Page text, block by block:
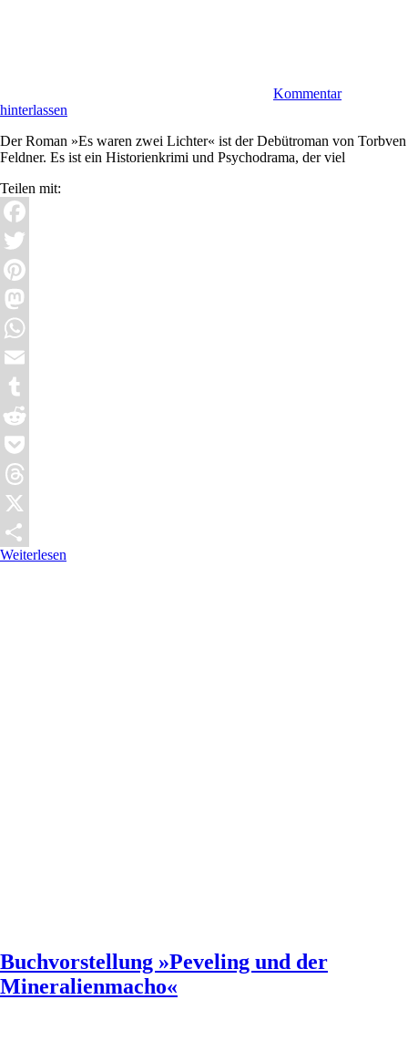
Kommentar
hinterlassen
Der Roman »Es waren zwei Lichter« ist der Debütroman von Torbven
Feldner. Es ist ein Historienkrimi und Psychodrama, der viel
Teilen mit:
Facebook
Twitter
Pinterest
Mastodon
WhatsApp
Email
Tumblr
Reddit
Pocket
Threads
X
Teilen
Weiterlesen
Buchvorstellung »Peveling und der
Mineralienmacho«